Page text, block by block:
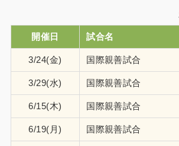
開催日 試合名
3/24(金) 国際親善試合
3/29(水) 国際親善試合
6/15(木) 国際親善試合
6/19(月) 国際親善試合